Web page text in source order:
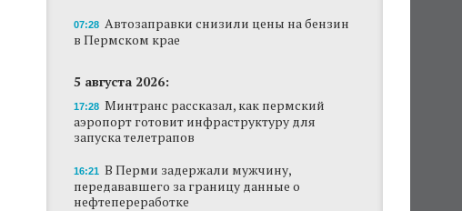
работают без отпусков
Пермском крае
В Перми задержали мужчину,
передававшего за границу данные о
нефтепереработке
Пермские водители начали отказываться от
поездок на машинах из-за цены бензина
07:28 Автозаправки снизили цены на бензин
в Пермском крае
5 августа 2026:
17:28 Минтранс рассказал, как пермский
аэропорт готовит инфраструктуру для
запуска телетрапов
16:21 В Перми задержали мужчину,
передававшего за границу данные о
нефтепереработке